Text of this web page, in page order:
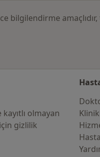
bilgilendirme
olmayan
gizlilik